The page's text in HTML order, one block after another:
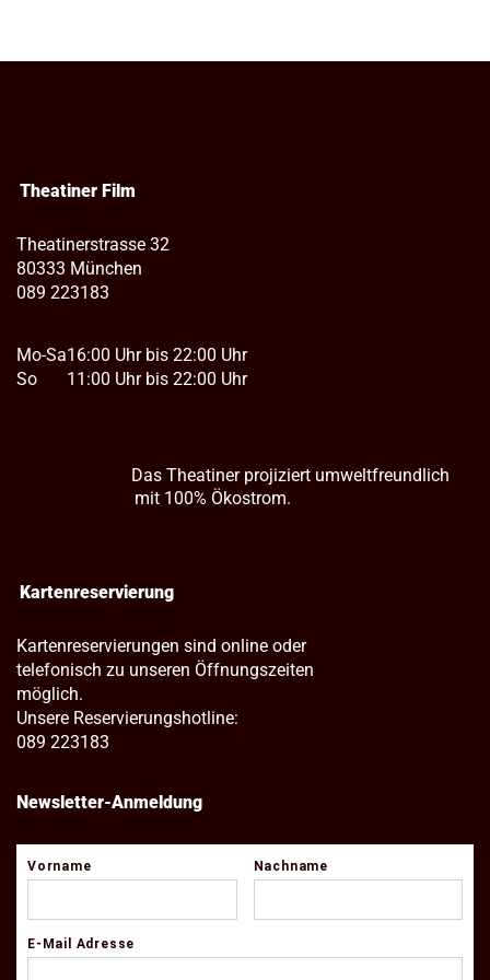
Theatiner Film
Theatinerstrasse 32
80333 München
089 223183
Mo-Sa
So
16:00 Uhr bis 22:00 Uhr
11:00 Uhr bis 22:00 Uhr
Das Theatiner projiziert umweltfreundlich
mit 100% Ökostrom.
Kartenreservierung
Kartenreservierungen sind online oder
telefonisch zu unseren Öffnungszeiten
möglich.
Unsere Reservierungshotline:
089 223183
Newsletter-Anmeldung